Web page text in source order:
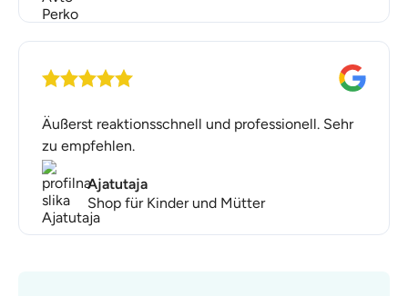
Äußerst reaktionsschnell und professionell. Sehr
zu empfehlen.
Ajatutaja
Shop für Kinder und Mütter